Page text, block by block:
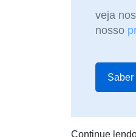
veja
nosso
Saber
Continue